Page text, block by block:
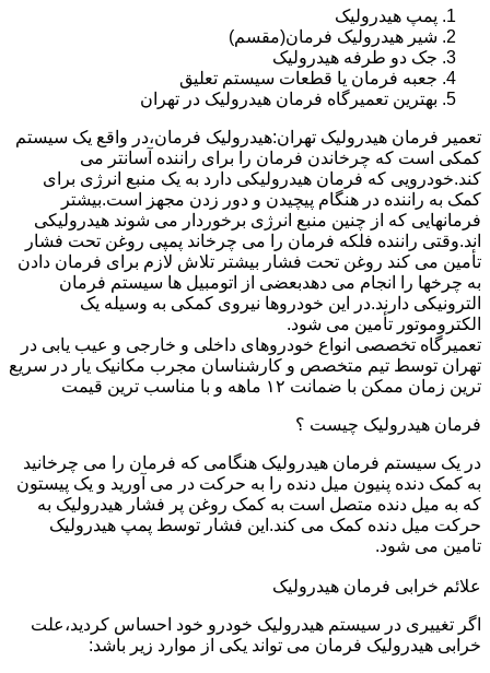
پمپ هیدرولیک
شیر هیدرولیک فرمان(مقسم)
جک دو طرفه هیدرولیک
جعبه فرمان یا قطعات سیستم تعلیق
بهترین تعمیرگاه فرمان هیدرولیک در تهران
تعمیر فرمان هیدرولیک تهران:هیدرولیک فرمان،در واقع یک سیستم
کمکی است که چرخاندن فرمان را برای راننده آسانتر می
کند.خودرویی که فرمان هیدرولیکی دارد به یک منبع انرژی برای
کمک به راننده در هنگام پیچیدن و دور زدن مجهز است.بیشتر
فرمانهایی که از چنین منبع انرژی برخوردار می شوند هیدرولیکی
اند.وقتی راننده فلکه فرمان را می چرخاند پمپی روغن تحت فشار
تأمین می کند روغن تحت فشار بیشتر تلاش لازم برای فرمان دادن
به چرخها را انجام می دهدبعضی از اتومبیل ها سیستم فرمان
الترونیکی دارند.در این خودروها نیروی کمکی به وسیله یک
الکتروموتور تأمین می شود.
تعمیرگاه تخصصی انواع خودروهای داخلی و خارجی و عیب یابی در
تهران توسط تیم متخصص و کارشناسان مجرب مکانیک یار در سریع
ترین زمان ممکن با ضمانت ۱۲ ماهه و با مناسب ترین قیمت
فرمان هیدرولیک چیست ؟
در یک سیستم فرمان هیدرولیک هنگامی که فرمان را می چرخانید
به کمک دنده پنیون میل دنده را به حرکت در می آورید و یک پیستون
که به میل دنده متصل است به کمک روغن پر فشار هیدرولیک به
حرکت میل دنده کمک می کند.این فشار توسط پمپ هیدرولیک
تامین می شود.
علائم خرابی فرمان هیدرولیک
اگر تغییری در سیستم هیدرولیک خودرو خود احساس کردید،علت
خرابی هیدرولیک فرمان می تواند یکی از موارد زیر باشد: